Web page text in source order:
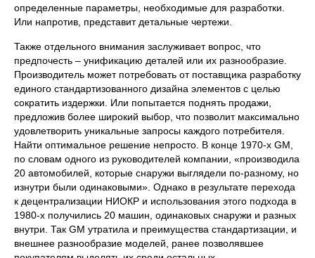
определенные параметры, необходимые для разработки.
Или напротив, представит детальные чертежи.
Также отдельного внимания заслуживает вопрос, что
предпочесть – унификацию деталей или их разнообразие.
Производитель может потребовать от поставщика разработку
единого стандартизованного дизайна элементов с целью
сократить издержки. Или попытается поднять продажи,
предложив более широкий выбор, что позволит максимально
удовлетворить уникальные запросы каждого потребителя.
Найти оптимальное решение непросто. В конце 1970-х GM,
по словам одного из руководителей компании, «производила
20 автомобилей, которые снаружи выглядели по-разному, но
изнутри были одинаковыми». Однако в результате перехода
к децентрализации НИОКР и использования этого подхода в
1980-х получились 20 машин, одинаковых снаружи и разных
внутри. Так GM утратила и преимущества стандартизации, и
внешнее разнообразие моделей, ранее позволявшее